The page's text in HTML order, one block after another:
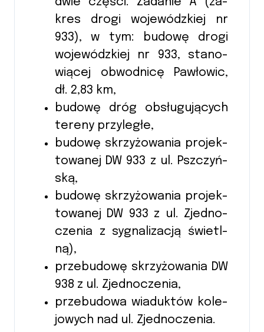
kres drogi wo­je­wódz­kiej nr
933), w tym: bu­do­wę drogi
wo­je­wódz­kiej nr 933, sta­no­
wiącej ob­wod­ni­cę Paw­ło­wic,
dł. 2,83 km,
bu­do­wę dróg ob­słu­gują­cych
te­reny przy­le­głe,
bu­do­wę skrzy­żo­wa­nia pro­jek­
towa­nej DW 933 z ul. Psz­czyń­
ską,
bu­do­wę skrzy­żo­wa­nia pro­jek­
towa­nej DW 933 z ul. Zjed­no­
czenia z sy­gna­li­zacją świetl­
ną),
przebu­do­wę skrzy­żo­wa­nia DW
938 z ul. Zjed­no­czenia,
prze­bu­do­wa wia­duk­tów ko­le­
jowych nad ul. Zjed­no­czenia.